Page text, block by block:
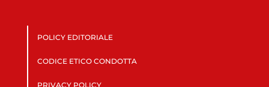
POLICY EDITORIALE
CODICE ETICO CONDOTTA
PRIVACY POLICY